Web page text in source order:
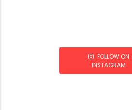
FOLLOW ON
INSTAGRAM